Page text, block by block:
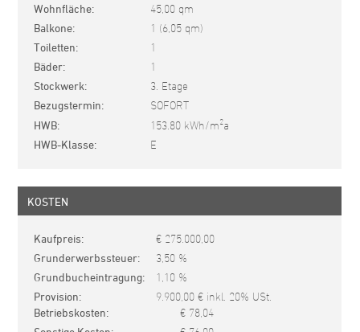
Wohnfläche 45,00 qm
Balkone 1 (6,05 qm)
Toiletten 1
Bäder 1
Stockwerk 3. Etage
Bezugstermin SOFORT
HWB 153.80 kWh/m2a
HWB-Klasse E
KOSTEN
Kaufpreis € 275.000,00
Grunderwerbssteuer 3,50 %
Grundbucheintragung 1,10 %
Provision 9.900,00 € inkl. 20% USt.
Betriebskosten € 78,04